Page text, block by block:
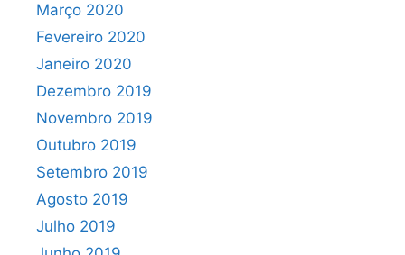
Março 2020
Fevereiro 2020
Janeiro 2020
Dezembro 2019
Novembro 2019
Outubro 2019
Setembro 2019
Agosto 2019
Julho 2019